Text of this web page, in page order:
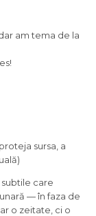
am tema de la
sursa, a
care
— în faza de
o zeitate, ci o